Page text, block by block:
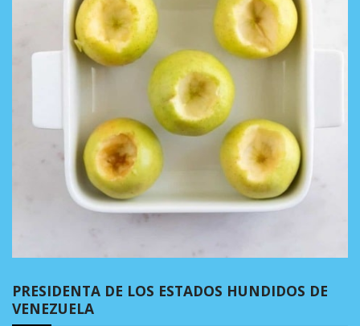
PRESIDENTA DE LOS ESTADOS HUNDIDOS DE
VENEZUELA